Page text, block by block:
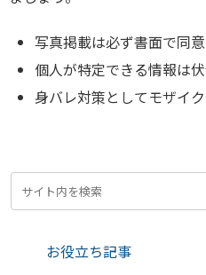
写真掲載は必ず書面で同
個人が特定できる情報は
身バレ対策としてモザイ
お役立ち記事